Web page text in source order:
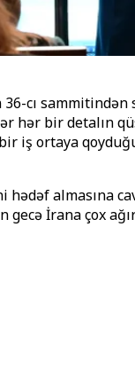
cı sammitindən
hər bir detalın
iş ortaya
almasına
gecə İrana çox